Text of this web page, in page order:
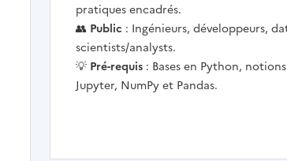
pratiques encadrés.
👥 Public: Ingénieurs, développeurs,
scientists/analysts.
💡 Pré-requis: Bases en Python,
Jupyter, NumPy et Pandas.